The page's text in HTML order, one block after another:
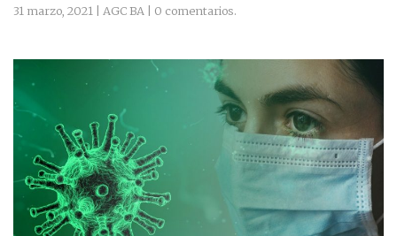
31 marzo, 2021 | AGC BA | 0 comentarios.